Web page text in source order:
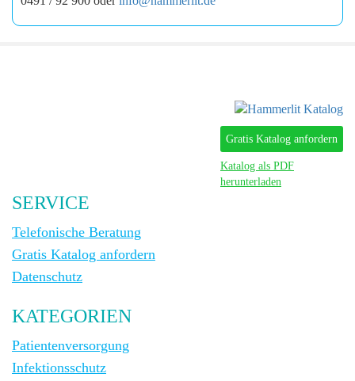
Gratis Katalog anfordern
Katalog als PDF
herunterladen
SERVICE
Telefonische Beratung
Gratis Katalog anfordern
Datenschutz
KATEGORIEN
Patientenversorgung
Infektionsschutz